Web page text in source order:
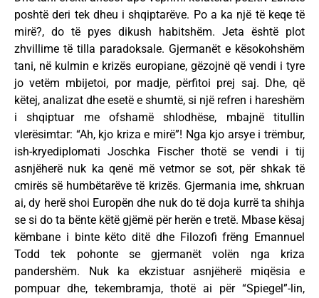
poshtë deri tek dheu i shqiptarëve. Po a ka një të keqe të
mirë?, do të pyes dikush habitshëm. Jeta është plot
zhvillime të tilla paradoksale. Gjermanët e kësokohshëm
tani, në kulmin e krizës europiane, gëzojnë që vendi i tyre
jo vetëm mbijetoi, por madje, përfitoi prej saj. Dhe, që
këtej, analizat dhe esetë e shumtë, si një refren i hareshëm
i shqiptuar me ofshamë shlodhëse, mbajnë titullin
vlerësimtar: “Ah, kjo kriza e mirë”! Nga kjo arsye i trëmbur,
ish-kryediplomati Joschka Fischer thotë se vendi i tij
asnjëherë nuk ka qenë më vetmor se sot, për shkak të
cmirës së humbëtarëve të krizës. Gjermania ime, shkruan
ai, dy herë shoi Europën dhe nuk do të doja kurrë ta shihja
se si do ta bënte këtë gjëmë për herën e tretë. Mbase kësaj
këmbane i binte këto ditë dhe Filozofi frëng Emannuel
Todd tek pohonte se gjermanët volën nga kriza
pandershëm. Nuk ka ekzistuar asnjëherë miqësia e
pompuar dhe, tekembramja, thotë ai për “Spiegel”-lin,